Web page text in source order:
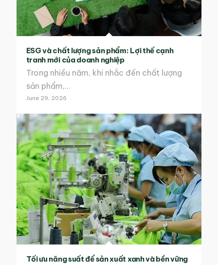
ESG và chất lượng sản phẩm: Lợi thế cạnh
tranh mới của doanh nghiệp
Trong nhiều năm, khi nhắc đến chất lượng
sản phẩm,…
June 29, 2026
Tối ưu năng suất để sản xuất xanh và bền vững